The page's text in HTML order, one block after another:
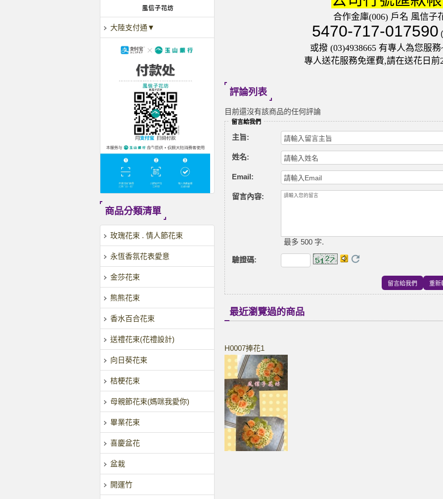
大陸支付通▼
商品分類清單
玫瑰花束 . 情人節花束
永恆香氛花表愛意
金莎花束
熊熊花束
香水百合花束
送禮花束(花禮設計)
向日葵花束
桔梗花束
母親節花束(媽咪我愛你)
畢業花束
喜慶盆花
盆栽
開運竹
合作金庫(006) 戶名 風信子
5470-717-017590
或撥 (03)4938665 有專人為您服
專人送花服務免運費,請在送花日前
評論列表
目前還沒有該商品的任何評論
留言給我們
主旨:
姓名:
Email:
留言內容:
最多 500 字.
驗證碼:
最近瀏覽過的商品
H0007捧花1